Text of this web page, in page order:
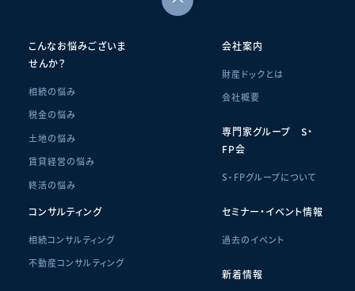
こんなお悩みございま
せんか？
相続の悩み
税金の悩み
土地の悩み
賃貸経営の悩み
終活の悩み
会社案内
財産ドックとは
会社概要
専門家グループ S・
FP会
S・FPグループについて
コンサルティング
相続コンサルティング
不動産コンサルティング
セミナー・イベント情報
過去のイベント
新着情報